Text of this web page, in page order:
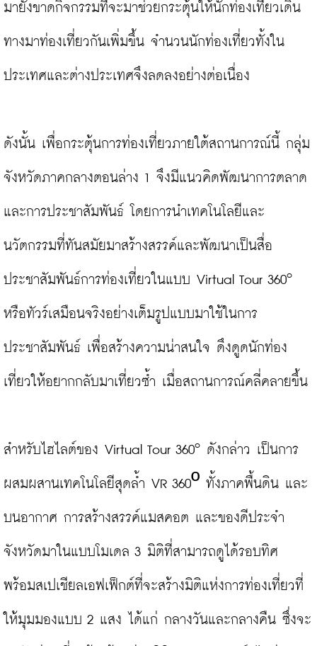
มายังขาดกิจกรรมที่จะมาช่วยกระตุ้นให้นักท่องเที่ยวเดิน
ทางมาท่องเที่ยวกันเพิ่มขึ้น จำนวนนักท่องเที่ยวทั้งใน
ประเทศและต่างประเทศจึงลดลงอย่างต่อเนื่อง
ดังนั้น เพื่อกระตุ้นการท่องเที่ยวภายใต้สถานการณ์นี้ กลุ่ม
จังหวัดภาคกลางตอนล่าง 1 จึงมีแนวคิดพัฒนาการตลาด
และการประชาสัมพันธ์ โดยการนำเทคโนโลยีและ
นวัตกรรมที่ทันสมัยมาสร้างสรรค์และพัฒนาเป็นสื่อ
ประชาสัมพันธ์การท่องเที่ยวในแบบ Virtual Tour 360
หรือทัวร์เสมือนจริงอย่างเต็มรูปแบบมาใช้ในการ
ประชาสัมพันธ์ เพื่อสร้างความน่าสนใจ ดึงดูดนักท่อง
เที่ยวให้อยากกลับมาเที่ยวซ้ำ เมื่อสถานการณ์คลี่คลายขึ้น
สำหรับไฮไลต์ของ Virtual Tour 360๐ ดังกล่าว เป็นการ
ผสมผสานเทคโนโลยีสุดล้ำ VR 360º ทั้งภาคพื้นดิน และ
บนอากาศ การสร้างสรรค์แมสคอต และของดีประจำ
จังหวัดมาในแบบโมเดล 3 มิติที่สามารถดูได้รอบทิศ
พร้อมสเปเชียลเอฟเฟ็กต์ที่จะสร้างมิติแห่งการท่องเที่ยวที่
ให้มุมมองแบบ 2 แสง ได้แก่ กลางวันและกลางคืน ซึ่งจะ